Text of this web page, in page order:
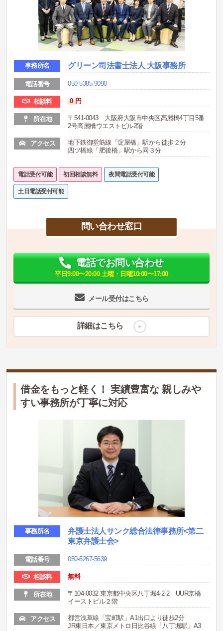
事務所名 グリーン司法書士法人 大阪事務所
電話番号 050-5385-9090
相談料 0 円
所在地
〒541-0043 大阪府大阪市中央区高麗橋4丁目5番
2号高麗橋ウエストビル2階
アクセス
地下鉄御堂筋線「淀屋橋」駅から徒歩２分
四ツ橋線「肥後橋」駅から同３分
電話受付可能 初回相談無料 夜間電話受付可能
土日電話受付可能
問い合わせ窓口
メール受付はこちら
電話でお問い合わせ
平日9:00〜20:00 土曜・日曜10:00〜17:00
詳細はこちら
借金をもっと軽く！ 実績豊富な 親しみや
すい事務所が丁寧に対応
事務所名
弁護士法人サンク総合法律事務所<第二
東京弁護士会>
電話番号 050-5267-5639
相談料 無料
所在地
〒104-0032 東京都中央区八丁堀4-2-2 UUR京橋
イーストビル２階
アクセス
都営浅草線「宝町駅」A1出口より徒歩2分
JR東日本／東京メトロ日比谷線「八丁堀駅」A3